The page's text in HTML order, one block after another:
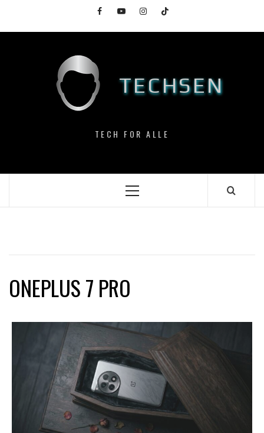
content
FacebookYouTubeInstagramTikTok
TECHSEN
TECH FOR ALLE
Primary
ONEPLUS 7 PRO